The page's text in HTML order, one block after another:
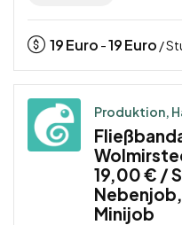
19Euro -19Euro /
Produktion,
19,00 € /
Minijob